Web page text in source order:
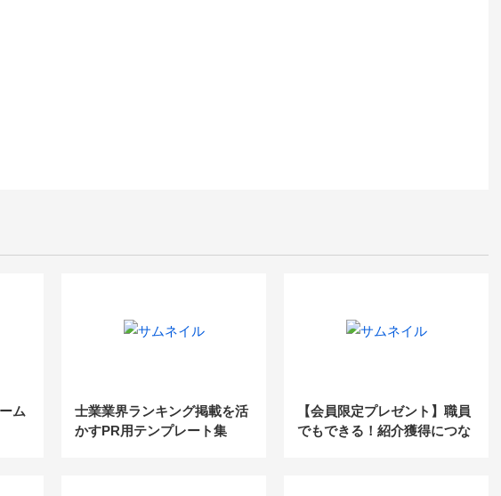
ム
士業業界ランキング掲載を活
かすPR用テンプレート集
【会員限定プレゼント】職員
でもできる！紹介獲得につな